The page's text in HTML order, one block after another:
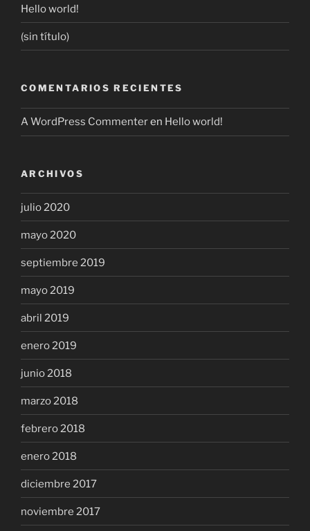
Hello world!
(sin título)
COMENTARIOS RECIENTES
A WordPress Commenteren Hello world!
ARCHIVOS
julio 2020
mayo 2020
septiembre 2019
mayo 2019
abril 2019
enero 2019
junio 2018
marzo 2018
febrero 2018
enero 2018
diciembre 2017
noviembre 2017